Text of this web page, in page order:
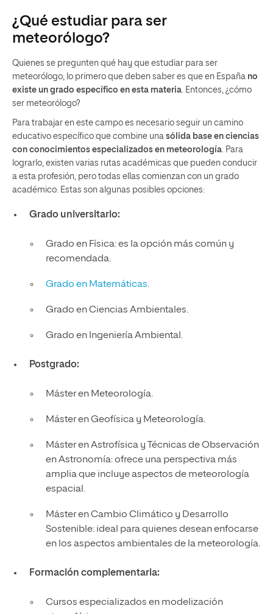
¿Qué estudiar para ser
meteorólogo?
Quienes se pregunten qué hay que estudiar para ser
meteorólogo, lo primero que deben saber es que en España no
existe un grado específico en esta materia. Entonces, ¿cómo
ser meteorólogo?
Para trabajar en este campo es necesario seguir un camino
educativo específico que combine una sólida base en ciencias
con conocimientos especializados en meteorología. Para
lograrlo, existen varias rutas académicas que pueden conducir
a esta profesión, pero todas ellas comienzan con un grado
académico. Estas son algunas posibles opciones:
Grado universitario:
Grado en Física: es la opción más común y
recomendada.
Grado en Matemáticas.
Grado en Ciencias Ambientales.
Grado en Ingeniería Ambiental.
Postgrado:
Máster en Meteorología.
Máster en Geofísica y Meteorología.
Máster en Astrofísica y Técnicas de Observación
en Astronomía: ofrece una perspectiva más
amplia que incluye aspectos de meteorología
espacial.
Máster en Cambio Climático y Desarrollo
Sostenible: ideal para quienes desean enfocarse
en los aspectos ambientales de la meteorología.
Formación complementaria:
Cursos especializados en modelización